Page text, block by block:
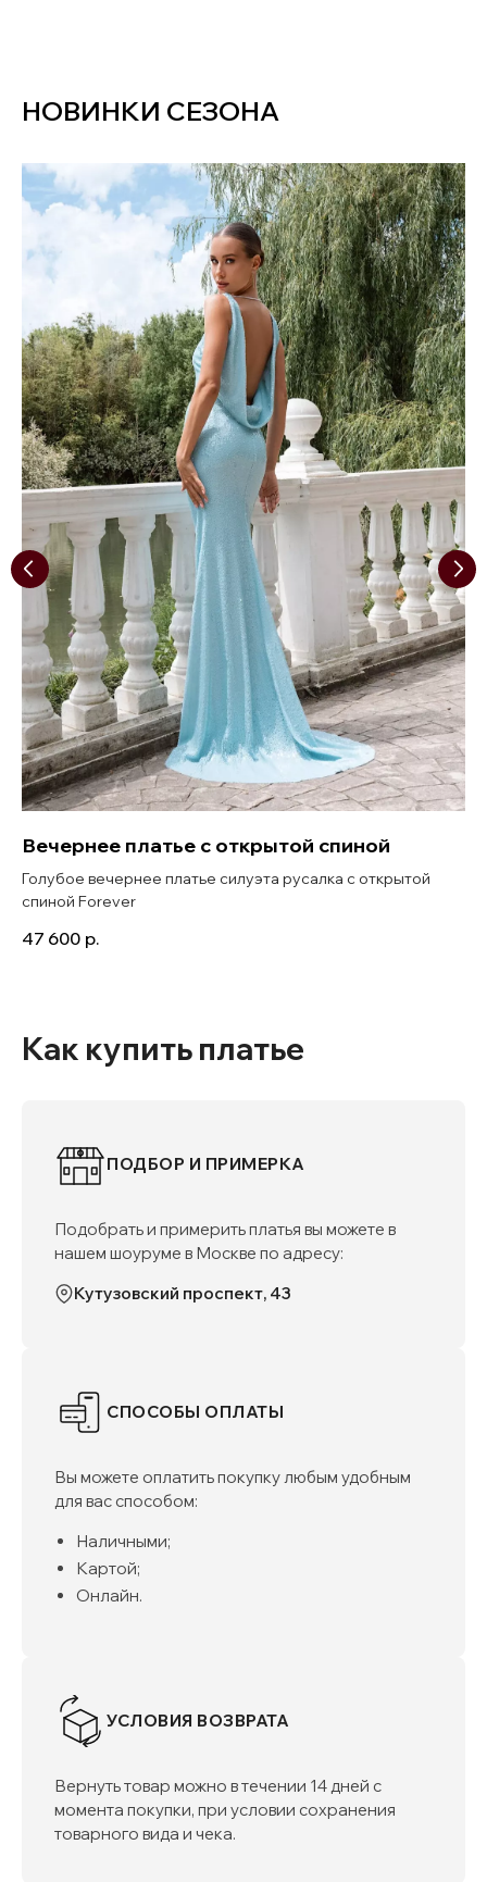
НОВИНКИ СЕЗОНА
Вечернее платье с открытой спиной
Голубое вечернее платье силуэта русалка с открытой
спиной Forever
47 600 р.
Как купить платье
ПОДБОР И ПРИМЕРКА
Подобрать и примерить платья вы можете в
нашем шоуруме в Москве по адресу:
Кутузовский проспект, 43
СПОСОБЫ ОПЛАТЫ
Вы можете оплатить покупку любым удобным
для вас способом:
Наличными;
Картой;
Онлайн.
УСЛОВИЯ ВОЗВРАТА
Вернуть товар можно в течении 14 дней с
момента покупки, при условии сохранения
товарного вида и чека.